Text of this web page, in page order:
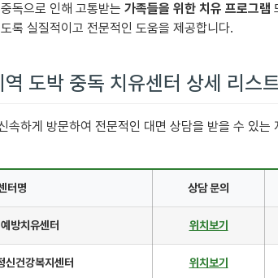
독으로 인해 고통받는 가족들을 위한 치유 프로그램
록 실질적이고 전문적인 도움을 제공합니다.
도박 중독 치유센터 상세 리스
속하게 방문하여 전문적인 대면 상담을 받을 수 있
터명 상담 문의
방치유센터 위치보기
신건강복지센터 위치보기